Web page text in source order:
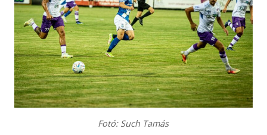
Fotó: Such Tamás